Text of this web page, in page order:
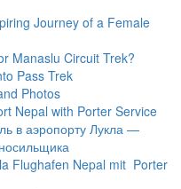
Journey of a Female
Manaslu Circuit Trek?
Pass Trek
Photos
Nepal with Porter Service
в аэропорту Лукла —
Flughafen Nepal mit Porter